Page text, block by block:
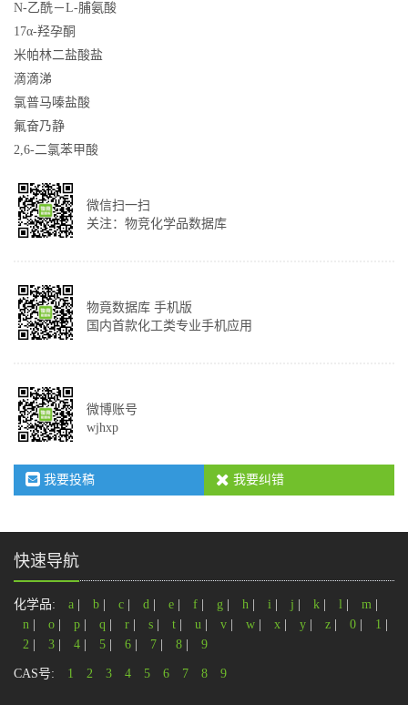
N-乙酰－L-脯氨酸
17α-羟孕酮
米帕林二盐酸盐
滴滴涕
氯普马嗪盐酸
氟奋乃静
2,6-二氯苯甲酸
微信扫一扫
关注：物竞化学品数据库
物竟数据库 手机版
国内首款化工类专业手机应用
微博账号
wjhxp
我要投稿 我要纠错
快速导航
化学品: a b c d e f g h i j k l m
n
o p q r s t u v w x y z 0 1
2
3 4 5 6 7 8 9
CAS号: 1 2 3 4 5 6 7 8 9